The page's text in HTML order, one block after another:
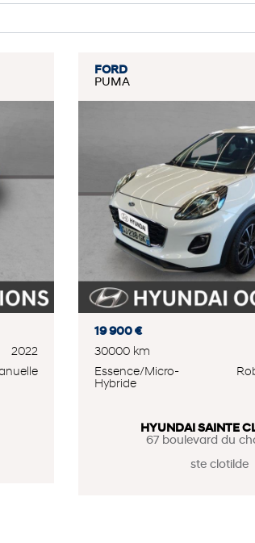
2022
FORD
PUMA
19 900 €
30000 km
Essence/Micro-
Hybride
HYUNDAI SAINTE
67 boulevard du
ste clotilde